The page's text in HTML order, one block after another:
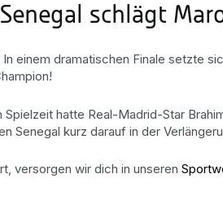
schlägt
einem dramatischen Finale setzte
hatte Real-Madrid-Star
Senegal kurz darauf in der
versorgen wir dich in unseren